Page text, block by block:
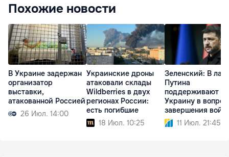
Похожие новости
В Украине задержан
организатор
выставки,
атакованной Россией
26 Июл. 14:00
Украинские дроны
атаковали склады
Wildberries в двух
регионах России:
есть погибшие
18 Июл. 10:25
Зеленский: В
Путина
поддерживают
Украину в
завершения
11 Июл. 21:45